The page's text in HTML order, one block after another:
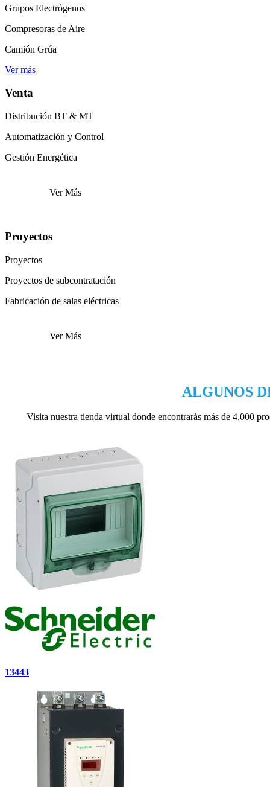
Grupos Electrógenos
Compresoras de Aire
Camión Grúa
Ver más
Venta
Distribución BT & MT
Automatización y Control
Gestión Energética
Ver Más
Proyectos
Proyectos
Proyectos de subcontratación
Fabricación de salas eléctricas
Ver Más
ALGUNOS
Visita nuestra tienda virtual donde encontrarás más de 4,000
13443